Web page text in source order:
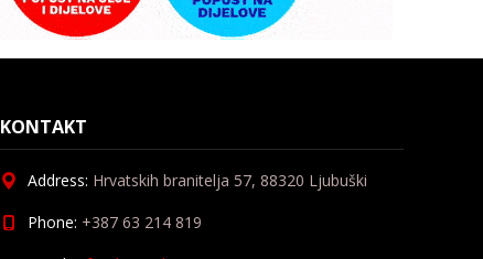
KONTAKT
Address: Hrvatskih branitelja 57, 88320 Ljubuški
Phone: +387 63 214 819